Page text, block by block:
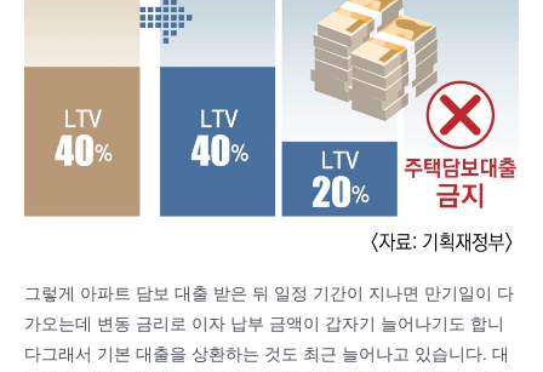
그렇게 아파트 담보 대출 받은 뒤 일정 기간이 지나면 만기일이 다
가오는데 변동 금리로 이자 납부 금액이 갑자기 늘어나기도 합니
다그래서 기본 대출을 상환하는 것도 최근 늘어나고 있습니다. 대